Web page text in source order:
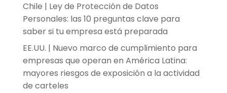
Chile | Ley de Protección de Datos
Personales: las 10 preguntas clave para
saber si tu empresa está preparada
EE.UU. | Nuevo marco de cumplimiento para
empresas que operan en América Latina:
mayores riesgos de exposición a la actividad
de carteles